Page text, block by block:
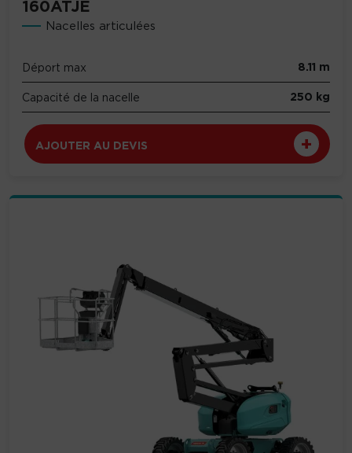
160ATJE
Nacelles articulées
Déport max 8.11 m
Capacité de la nacelle 250 kg
AJOUTER AU DEVIS